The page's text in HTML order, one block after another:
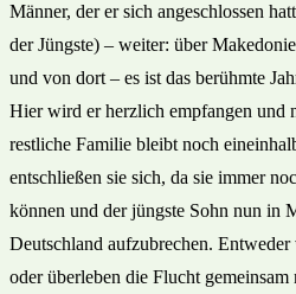
Männer, der er sich angeschlossen
der Jüngste) – weiter: über
und von dort – es ist das berühmte
Hier wird er herzlich empfangen und
restliche Familie bleibt noch
entschließen sie sich, da sie immer
können und der jüngste Sohn nun in
Deutschland aufzubrechen.
oder überleben die Flucht